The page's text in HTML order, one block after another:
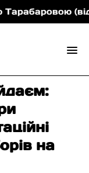
(відео)
на